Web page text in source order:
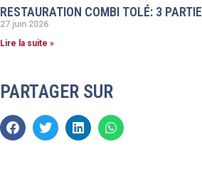
RESTAURATION COMBI TOLÉ: 3 PARTIE
27 juin 2026
Lire la suite »
PARTAGER SUR